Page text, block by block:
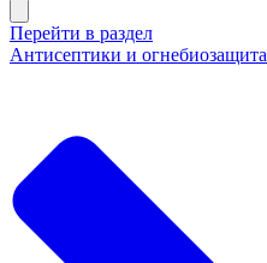
Перейти в раздел
Антисептики и огнебиозащита